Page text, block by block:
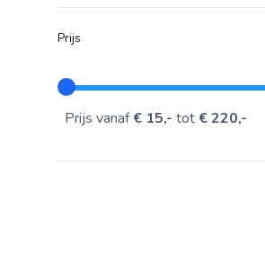
Prijs
Prijs vanaf€ 15,- tot € 220,-